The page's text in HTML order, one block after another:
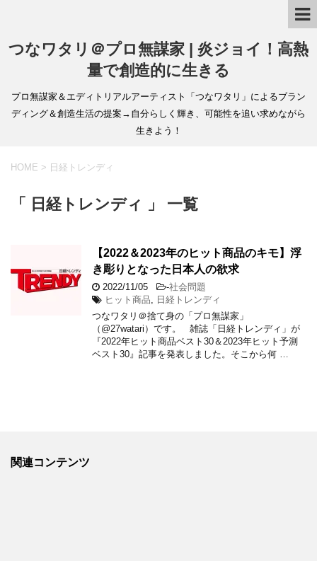
つなワタリ＠プロ無謀家 | 炎ジョイ！高熱
量で創造的に生きる
プロ無謀家＆エディトリアルアーティスト「つなワタリ」によるブラン
ディング＆創造生活の提案→自分らしく輝き、可能性を追い求めながら
生きよう！
HOME > 日経トレンディ
「 日経トレンディ 」 一覧
【2022＆2023年のヒット商品のキモ】浮
き彫りとなった日本人の欲求
2022/11/05 -社会問題
ヒット商品
日経トレンディ
つなワタリ＠捨て身の「プロ無謀家」
（@27watari）です。 雑誌「日経トレンディ」が
『2022年ヒット商品ベスト30＆2023年ヒット予測
ベスト30』記事を発表しました。そこから何 …
関連コンテンツ